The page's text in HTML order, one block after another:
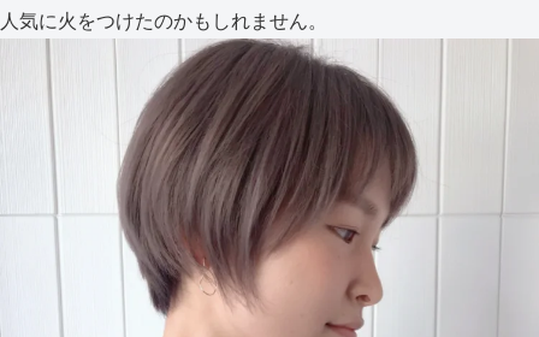
人気に火をつけたのかもしれません。